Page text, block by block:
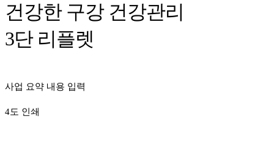
건강한 구강 건강관리
3단 리플렛
사업 요약 내용 입력
4도 인쇄